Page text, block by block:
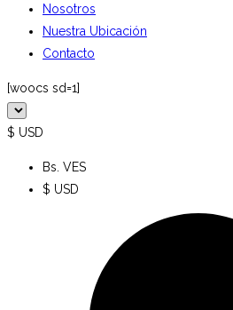
Nosotros
Nuestra Ubicación
Contacto
[woocs sd=1]
$ USD
Bs. VES
$ USD